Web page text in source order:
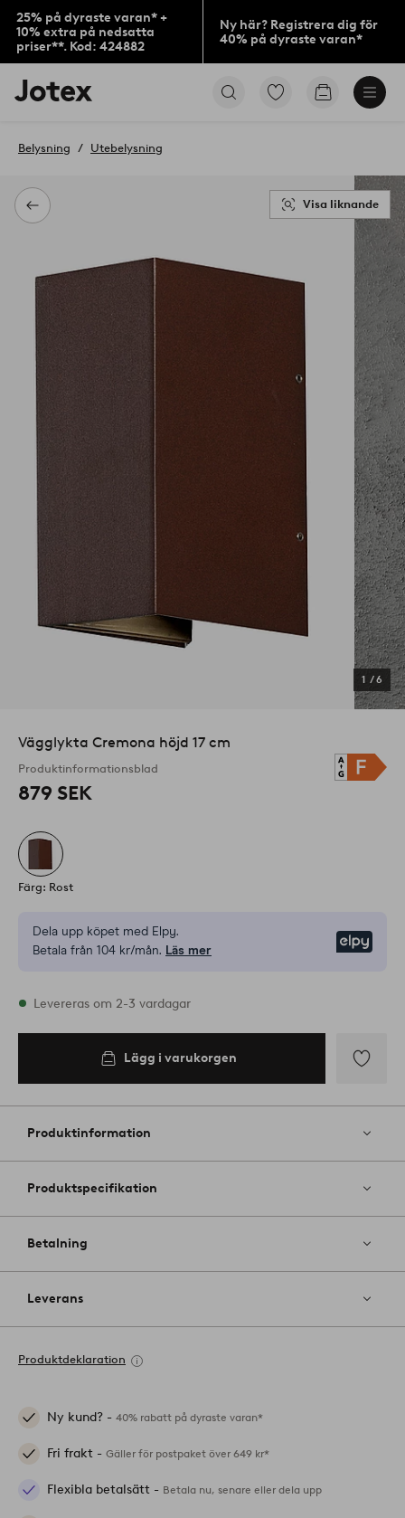
25% på dyraste varan* +
10% extra på nedsatta
priser**. Kod: 424882
Ny här? Registrera dig för
40% på dyraste varan*
Jotex
logotyp
till
Gå
Gå
Tillbaka
Belysning Utebelysning
1 /6
Visa liknande
Vägglykta Cremona höjd 17 cm
Produktinformationsblad
879 SEK
Färg: Rost
Dela upp köpet med Elpy.
Betala från 104 kr/mån. Läs mer
I lager
Levereras om 2-3 vardagar
Lägg i varukorgen
till
favoriter
Produktinformation
Produktspecifikation
Betalning
Leverans
Produktdeklaration
Ny kund? - 40% rabatt på dyraste varan*
Fri frakt - Gäller för postpaket över 649 kr*
Flexibla betalsätt - Betala nu, senare eller dela upp